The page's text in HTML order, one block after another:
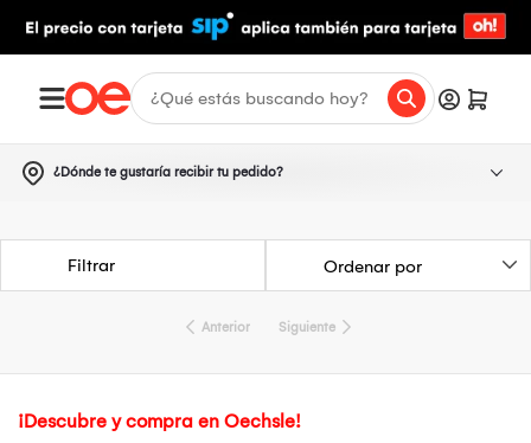
¿Dónde te gustaría recibir tu pedido?
Filtrar
Anterior Siguiente
¡Descubre y compra en Oechsle!